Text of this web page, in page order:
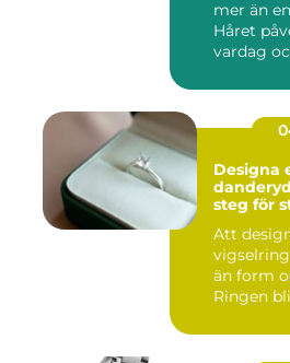
mer än
Håret
vardag
Designa
danderyd så går det till
steg för
Att
än form
Ringen